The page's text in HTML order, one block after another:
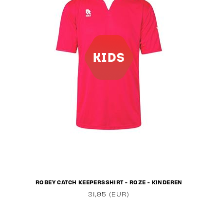
ROBEY CATCH KEEPERSSHIRT - ROZE - KINDEREN
31,95 (EUR)